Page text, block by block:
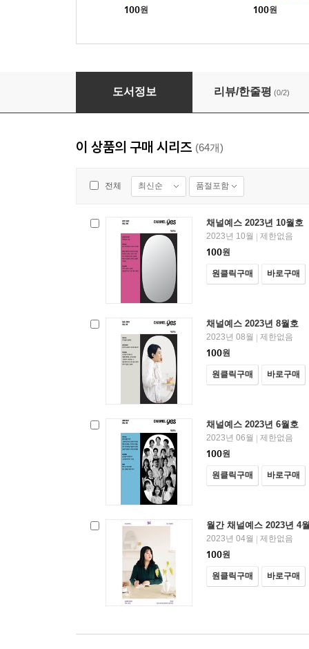
100원 100원
월간 채널예스 2021년 6월호
도서정보 리뷰/한줄평 (0/2)
이 상품의 구매 시리즈 (64개)
전체 최신순 품절포함
채널예스 2023년 10월호
2023년 10월
제한없음
100원
원클릭구매 바로구매
채널예스 2023년 8월호
2023년 08월
제한없음
100원
원클릭구매 바로구매
채널예스 2023년 6월호
2023년 06월
제한없음
100원
원클릭구매 바로구매
월간 채널예스 2023년 4
2023년 04월
제한없음
100원
원클릭구매 바로구매